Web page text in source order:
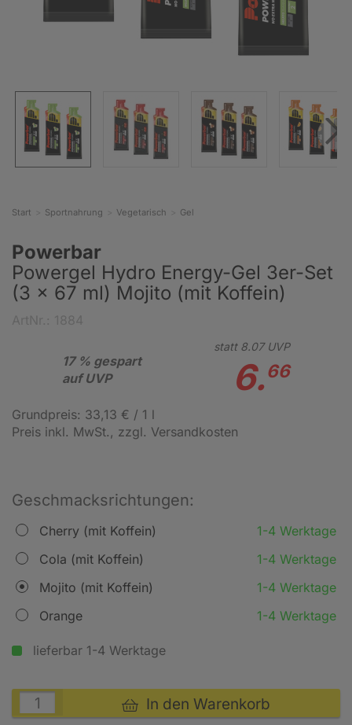
Start Sportnahrung Vegetarisch Gel
Powerbar
Powergel Hydro Energy-Gel 3er-Set
(3 x 67 ml) Mojito (mit Koffein)
17 % gespart
auf UVP
statt 8.07UVP
6.66
Grundpreis: 33,13 € / 1 l
Preis inkl. MwSt., zzgl. Versandkosten
Geschmacksrichtungen:
Cherry (mit Koffein)
1-4 Werktage
Cola (mit Koffein)
1-4 Werktage
Mojito (mit Koffein)
1-4 Werktage
Orange
1-4 Werktage
lieferbar 1-4 Werktage
In den Warenkorb